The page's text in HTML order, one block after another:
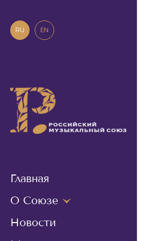
RU EN
Главная
О Союзе
Новости